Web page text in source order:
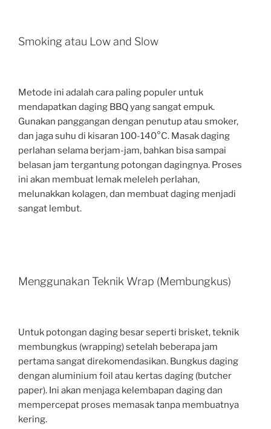
Smoking atau Low and Slow
Metode ini adalah cara paling populer untuk
mendapatkan daging BBQ yang sangat empuk.
Gunakan panggangan dengan penutup atau smoker,
dan jaga suhu di kisaran 100-140°C. Masak daging
perlahan selama berjam-jam, bahkan bisa sampai
belasan jam tergantung potongan dagingnya. Proses
ini akan membuat lemak meleleh perlahan,
melunakkan kolagen, dan membuat daging menjadi
sangat lembut.
Menggunakan Teknik Wrap (Membungkus)
Untuk potongan daging besar seperti brisket, teknik
membungkus (wrapping) setelah beberapa jam
pertama sangat direkomendasikan. Bungkus daging
dengan aluminium foil atau kertas daging (butcher
paper). Ini akan menjaga kelembapan daging dan
mempercepat proses memasak tanpa membuatnya
kering.